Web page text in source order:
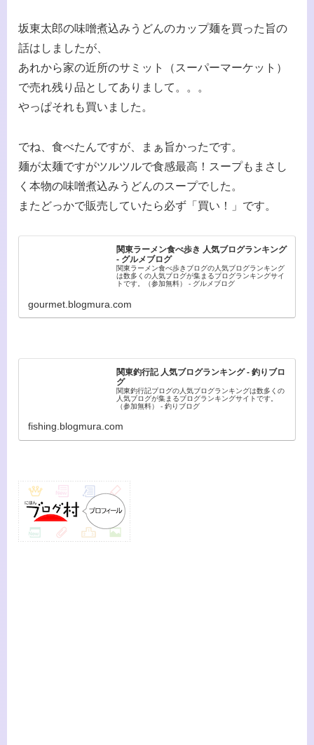
坂東太郎の味噌煮込みうどんのカップ麺を買った旨の
話はしましたが、
あれから家の近所のサミット（スーパーマーケット）
で売れ残り品としてありまして。。。
やっぱそれも買いました。
でね、食べたんですが、まぁ旨かったです。
麺が太麺ですがツルツルで食感最高！スープもまさし
く本物の味噌煮込みうどんのスープでした。
またどっかで販売していたら必ず「買い！」です。
関東ラーメン食べ歩き 人気ブログランキング
- グルメブログ
関東ラーメン食べ歩きブログの人気ブログランキング
は数多くの人気ブログが集まるブログランキングサイ
トです。（参加無料） - グルメブログ
gourmet.blogmura.com
関東釣行記 人気ブログランキング - 釣りブロ
グ
関東釣行記ブログの人気ブログランキングは数多くの
人気ブログが集まるブログランキングサイトです。
（参加無料） - 釣りブログ
fishing.blogmura.com